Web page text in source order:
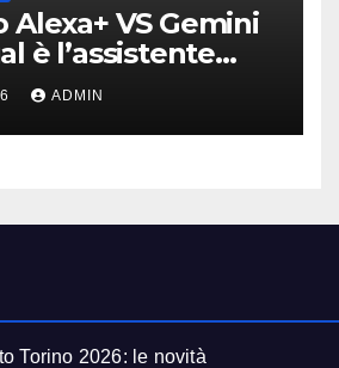
VS Gemini
è l’assistente
ADMIN
Torino 2026: le novità